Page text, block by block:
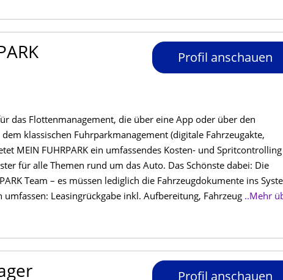
Profil anschauen
das Flottenmanagement, die über eine App oder über den
klassischen Fuhrparkmanagement (digitale Fahrzeugakte,
MEIN FUHRPARK ein umfassendes Kosten- und Spritcontrolling
für alle Themen rund um das Auto. Das Schönste dabei: Die
Team – es müssen lediglich die Fahrzeugdokumente ins
Leasingrückgabe inkl. Aufbereitung, Fahrzeug ..Mehr
Profil anschauen